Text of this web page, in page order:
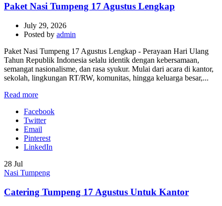
Paket Nasi Tumpeng 17 Agustus Lengkap
July 29, 2026
Posted by admin
Paket Nasi Tumpeng 17 Agustus Lengkap - Perayaan Hari Ulang
Tahun Republik Indonesia selalu identik dengan kebersamaan,
semangat nasionalisme, dan rasa syukur. Mulai dari acara di kantor,
sekolah, lingkungan RT/RW, komunitas, hingga keluarga besar,...
Read more
Facebook
Twitter
Email
Pinterest
LinkedIn
28 Jul
Nasi Tumpeng
Catering Tumpeng 17 Agustus Untuk Kantor